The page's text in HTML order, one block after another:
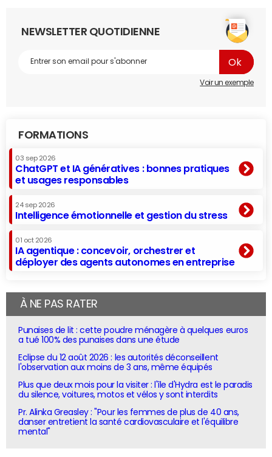
NEWSLETTER QUOTIDIENNE
Voir un exemple
FORMATIONS
03 sep 2026
ChatGPT et IA génératives : bonnes pratiques
et usages responsables
24 sep 2026
Intelligence émotionnelle et gestion du stress
01 oct 2026
IA agentique : concevoir, orchestrer et
déployer des agents autonomes en entreprise
À NE PAS RATER
Punaises de lit : cette poudre ménagère à quelques euros
a tué 100% des punaises dans une étude
Eclipse du 12 août 2026 : les autorités déconseillent
l'observation aux moins de 3 ans, même équipés
Plus que deux mois pour la visiter : l'île d'Hydra est le paradis
du silence, voitures, motos et vélos y sont interdits
Pr. Alinka Greasley : "Pour les femmes de plus de 40 ans,
danser entretient la santé cardiovasculaire et l'équilibre
mental"